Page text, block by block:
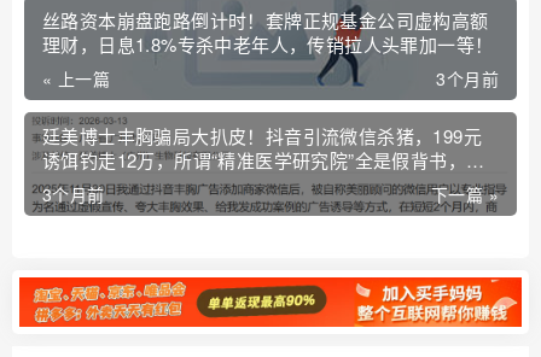
丝路资本崩盘跑路倒计时！套牌正规基金公司虚构高额
理财，日息1.8%专杀中老年人，传销拉人头罪加一等！
« 上一篇 3个月前
廷美博士丰胸骗局大扒皮！抖音引流微信杀猪，199元
诱饵钓走12万，所谓“精准医学研究院”全是假背书，注
销跑路换壳“卓养女王”继续骗！
下一篇 »
3个月前